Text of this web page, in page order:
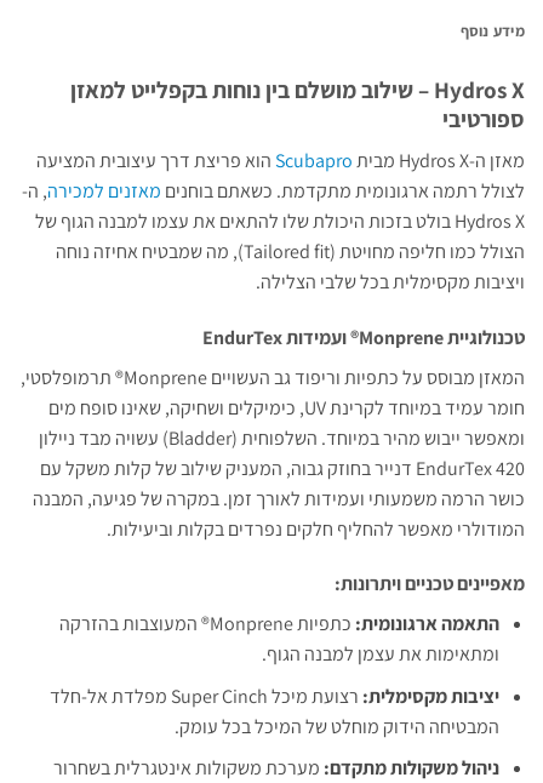
מידע נוסף
Hydros X – שילוב מושלם בין נוחות בקפלייט למאזן
ספורטיבי
מאזן ה-Hydros X מבית Scubaproהוא פריצת דרך עיצובית המציעה
לצולל רתמה ארגונומית מתקדמת. כשאתם בוחנים מאזנים למכירה, ה-
Hydros X בולט בזכות היכולת שלו להתאים את עצמו למבנה הגוף של
הצולל כמו חליפה מחויטת (Tailored fit), מה שמבטיח אחיזה נוחה
ויציבות מקסימלית בכל שלבי הצלילה.
טכנולוגיית Monprene® ועמידות EndurTex
המאזן מבוסס על כתפיות וריפוד גב העשויים Monprene® תרמופלסטי,
חומר עמיד במיוחד לקרינת UV, כימיקלים ושחיקה, שאינו סופח מים
ומאפשר ייבוש מהיר במיוחד. השלפוחית (Bladder) עשויה מבד ניילון
EndurTex 420 דנייר בחוזק גבוה, המעניק שילוב של קלות משקל עם
כושר הרמה משמעותי ועמידות לאורך זמן. במקרה של פגיעה, המבנה
המודולרי מאפשר להחליף חלקים נפרדים בקלות וביעילות.
מאפיינים טכניים ויתרונות:
התאמה ארגונומית:
כתפיות Monprene® המעוצבות בהזרקה
ומתאימות את עצמן למבנה הגוף.
יציבות מקסימלית:
רצועת מיכל Super Cinch מפלדת אל-חלד
המבטיחה הידוק מוחלט של המיכל בכל עומק.
ניהול משקולות מתקדם: מערכת משקולות אינטגרלית בשחרור